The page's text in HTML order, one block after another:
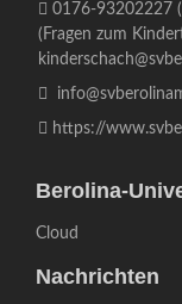
0176-93202227
(Fragen zum
https://
Berolina-
Cloud
Nachrichten